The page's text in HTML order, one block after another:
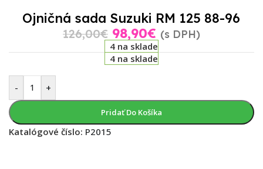
Ojničná sada Suzuki RM 125 88-96
126,00€ 98,90€ (s DPH)
4 na sklade
4 na sklade
- +
Pridať Do Košíka
Katalógové číslo: P2015